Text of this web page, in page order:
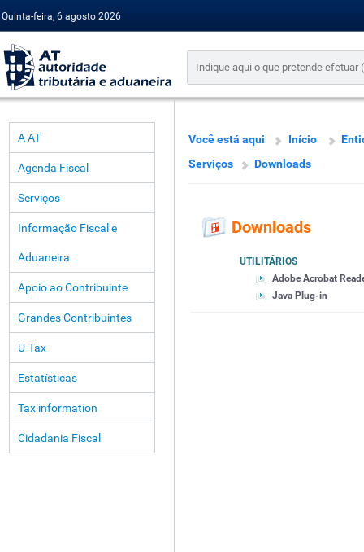
Quinta-feira, 6 agosto 2026
A AT
Agenda Fiscal
Serviços
Informação Fiscal e
Aduaneira
Apoio ao Contribuinte
Grandes Contribuintes
U-Tax
Estatísticas
Tax information
Cidadania Fiscal
Você está aqui Início
Serviços
Downloads
Downloads
UTILITÁRIOS
Adobe Acrobat
Java Plug-in